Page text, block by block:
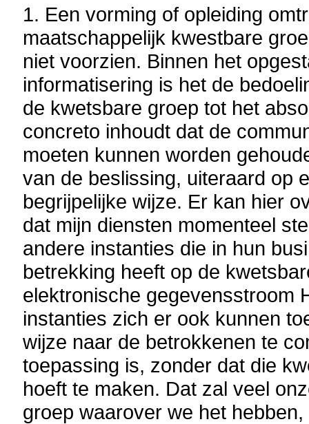
1. Een vorming of opleiding
maatschappelijk kwestbare
niet voorzien. Binnen het
informatisering is het de
de kwetsbare groep tot het
concreto inhoudt dat de
moeten kunnen worden
van de beslissing, uiteraard op
begrijpelijke wijze. Er kan hier
dat mijn diensten momenteel
andere instanties die in hun
betrekking heeft op de
elektronische gegevensstroom
instanties zich er ook kunnen
wijze naar de betrokkenen te
toepassing is, zonder dat die
hoeft te maken. Dat zal veel
groep waarover we het